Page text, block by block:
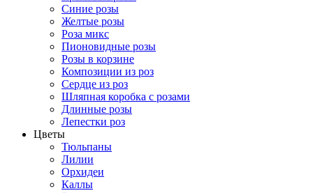
Синие розы
Желтые розы
Роза микс
Пионовидные розы
Розы в корзине
Композиции из роз
Сердце из роз
Шляпная коробка с розами
Длинные розы
Лепестки роз
Цветы
Тюльпаны
Лилии
Орхидеи
Каллы